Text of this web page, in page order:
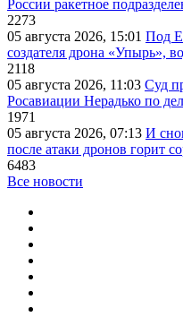
России ракетное
2273
05 августа 2026, 15:01 Под
создателя дрона «Упырь»,
2118
05 августа 2026, 11:03 Суд
Росавиации Нерадько по
1971
05 августа 2026, 07:13 И
после атаки дронов горит
6483
Все новости